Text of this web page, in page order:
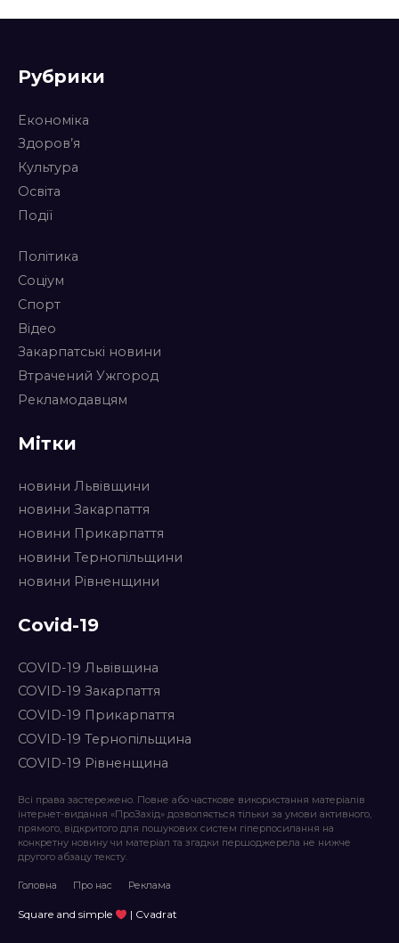
Рубрики
Економіка
Здоров’я
Культура
Освіта
Події
Політика
Соціум
Спорт
Відео
Закарпатські новини
Втрачений Ужгород
Рекламодавцям
Мітки
новини Львівщини
новини Закарпаття
новини Прикарпаття
новини Тернопільщини
новини Рівненщини
Covid-19
COVID-19 Львівщина
COVID-19 Закарпаття
COVID-19 Прикарпаття
COVID-19 Тернопільщина
COVID-19 Рівненщина
Всі права застережено. Повне або часткове використання матеріалів
інтернет-видання «ПроЗахід» дозволяється тільки за умови активного,
прямого, відкритого для пошукових систем гіперпосилання на
конкретну новину чи матеріал та згадки першоджерела не нижче
другого абзацу тексту.
Головна Про нас Реклама
Square and simple | Cvadrat